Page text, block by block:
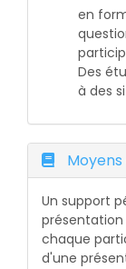
en
Des
à des
Un support
chaque
d'une